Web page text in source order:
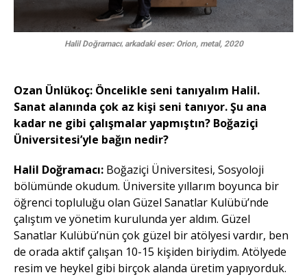
Halil Doğramacı; arkadaki eser: Orion, metal, 2020
Ozan Ünlükoç: Öncelikle seni tanıyalım Halil.
Sanat alanında çok az kişi seni tanıyor. Şu ana
kadar ne gibi çalışmalar yapmıştın? Boğaziçi
Üniversitesi’yle bağın nedir?
Halil Doğramacı: Boğaziçi Üniversitesi, Sosyoloji
bölümünde okudum. Üniversite yıllarım boyunca bir
öğrenci topluluğu olan Güzel Sanatlar Kulübü’nde
çalıştım ve yönetim kurulunda yer aldım. Güzel
Sanatlar Kulübü’nün çok güzel bir atölyesi vardır, ben
de orada aktif çalışan 10-15 kişiden biriydim. Atölyede
resim ve heykel gibi birçok alanda üretim yapıyorduk.